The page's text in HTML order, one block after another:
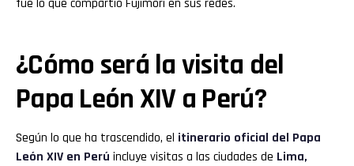
fue lo que compartió Fujimori en sus redes.
¿Cómo será la visita del
Papa León XIV a Perú?
Según lo que ha trascendido, el itinerario oficial del Papa
León XIV en Perú incluye visitas a las ciudades de Lima,